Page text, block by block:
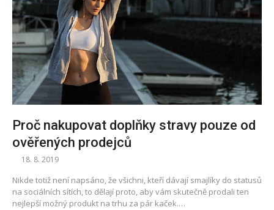
Proč nakupovat doplňky stravy pouze od
ověřených prodejců
18. 8. 2019
Nikde totiž není napsáno, že všichni, kteří dávají smajlíky do statusů
na sociálních sítích, to dělají proto, aby vám skutečně prodali ten
nejlepší možný produkt na trhu za pár kaček.…